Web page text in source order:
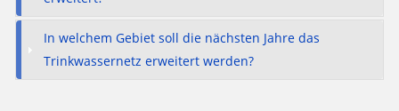
In welchem Gebiet soll die nächsten Jahre das
Trinkwassernetz erweitert werden?